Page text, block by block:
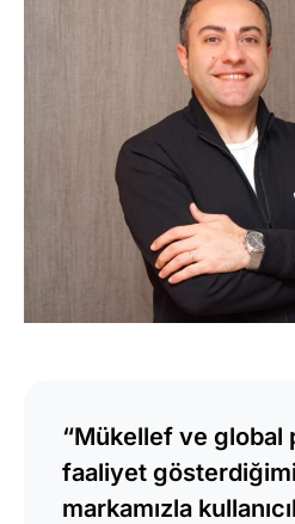
“Mükellef ve global
faaliyet
markamızla